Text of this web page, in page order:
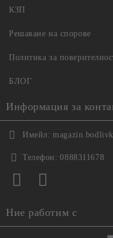
КЗП
Решаване на спорове
Политика за
БЛОГ
Информация за
Имейл:
Телефон: 0888311678
Ние работим с